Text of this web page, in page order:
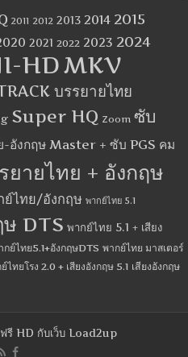
2011 2012 2013 2014 2015
2021 2022 2023 2024
HDMKV
บรรยายไทย
Super HQ Zoom ซับ
-อังกฤษ Master + ซับ PGS คม
ยายไทย + อังกฤษ
ย์ไทย/อังกฤษ พากย์ไทย 5.1
ษ DTS พากย์ไทย 5.1 + เสียง
กย์ไทย5.1+อังกฤษDTS พากย์ไทย มาสเตอร์
ไทยโรง 2.0 + เสียงอังกฤษ 5.1 เสียงอังกฤษ
รี HD กับเว็บ Load2up